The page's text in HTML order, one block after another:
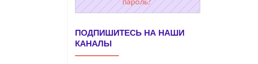
пароль?
ПОДПИШИТЕСЬ НА НАШИ
КАНАЛЫ